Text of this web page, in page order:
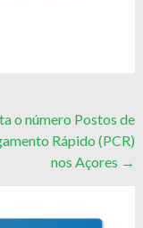
o número Postos de
Rápido (PCR)
nos Açores →